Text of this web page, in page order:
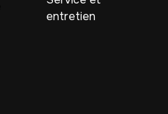
entretien